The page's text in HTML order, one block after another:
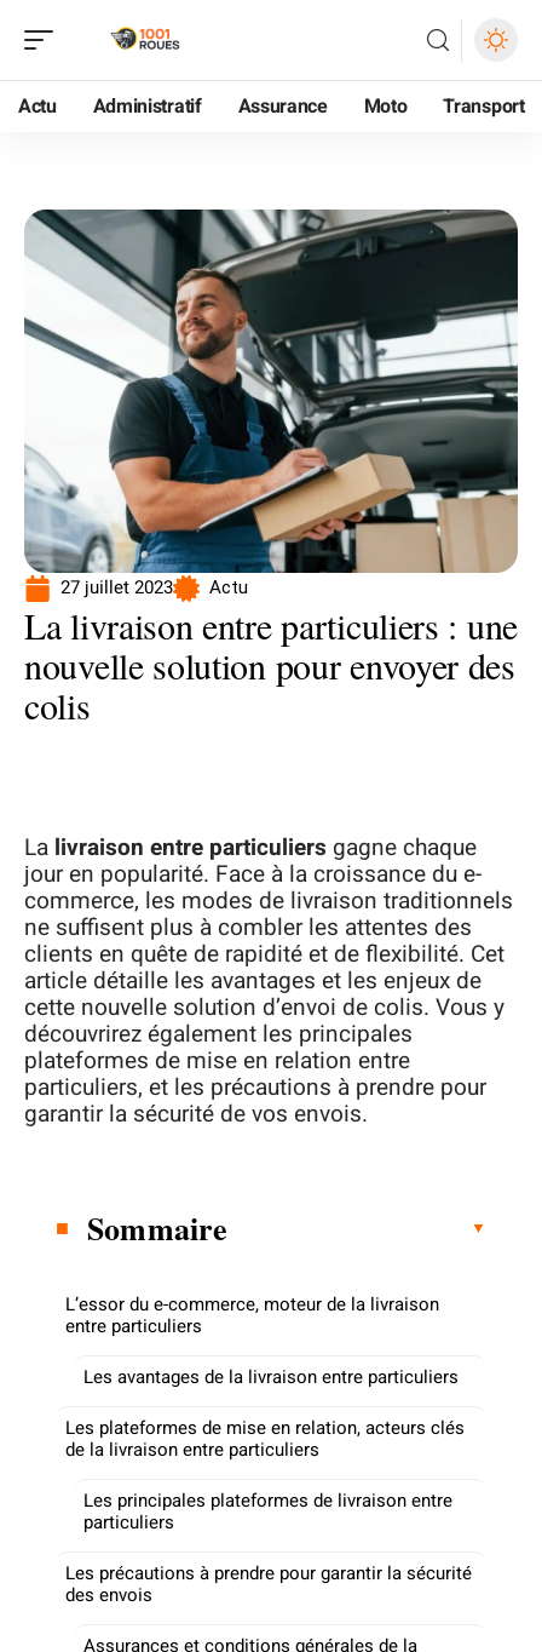
Actu Administratif Assurance Moto Transport
27 juillet 2023 Actu
La livraison entre particuliers : une
nouvelle solution pour envoyer des
colis
La livraison entre particuliers gagne chaque
jour en popularité. Face à la croissance du e-
commerce, les modes de livraison traditionnels
ne suffisent plus à combler les attentes des
clients en quête de rapidité et de flexibilité. Cet
article détaille les avantages et les enjeux de
cette nouvelle solution d’envoi de colis. Vous y
découvrirez également les principales
plateformes de mise en relation entre
particuliers, et les précautions à prendre pour
garantir la sécurité de vos envois.
Sommaire
L’essor du e-commerce, moteur de la livraison
entre particuliers
Les avantages de la livraison entre particuliers
Les plateformes de mise en relation, acteurs clés
de la livraison entre particuliers
Les principales plateformes de livraison entre
particuliers
Les précautions à prendre pour garantir la sécurité
des envois
Assurances et conditions générales de la